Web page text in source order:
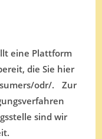
eine Plattform
die Sie hier
odr/. Zur
sind wir